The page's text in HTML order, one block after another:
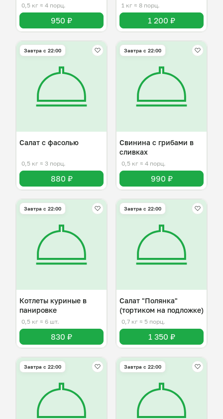
0,5 кг ≈ 4 порц.
950 ₽
1 кг ≈ 8 порц.
1 200 ₽
Завтра c 22:00
Салат с фасолью
0,5 кг ≈ 3 порц.
880 ₽
Завтра c 22:00
Свинина с грибами в
сливках
0,5 кг ≈ 4 порц.
990 ₽
Завтра c 22:00
Котлеты куриные в
панировке
0,5 кг ≈ 6 шт.
830 ₽
Завтра c 22:00
Салат "Полянка"
(тортиком на подложке)
0,7 кг ≈ 5 порц.
1 350 ₽
Завтра c 22:00 Завтра c 22:00